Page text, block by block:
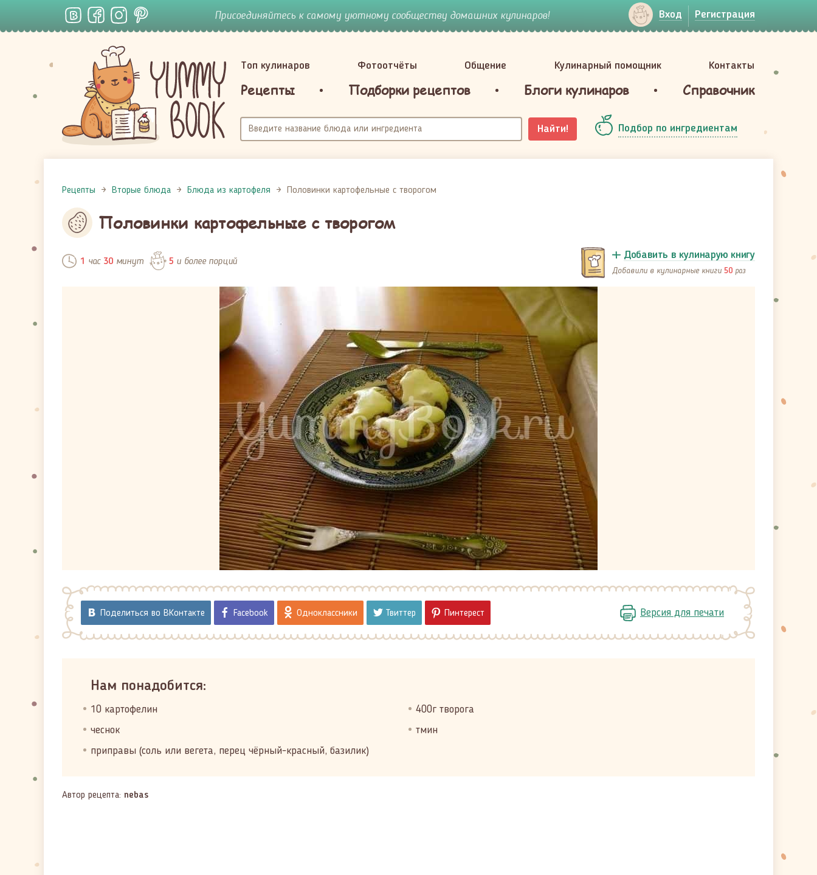
Присоединяйтесь к самому уютному сообществу домашних кулинаров! Вход Регистрация
Топ кулинаров Фотоотчёты Общение Кулинарный помощник Контакты
Рецепты Подборки рецептов Блоги кулинаров Справочник
Найти! Подбор по ингредиентам
Рецепты Вторые блюда Блюда из картофеля Половинки картофельные с творогом
Половинки картофельные с творогом
1 час 30минут 5 и более порций Добавить в кулинарую книгу
Добавили в кулинарные книги 50 раз
Поделиться во ВКонтакте Facebook Одноклассники Твиттер Пинтерест Версия для печати
Нам понадобится:
10 картофелин
400г творога
чеснок
тмин
приправы (соль или вегета, перец чёрный-красный, базилик)
Автор рецепта: nebas